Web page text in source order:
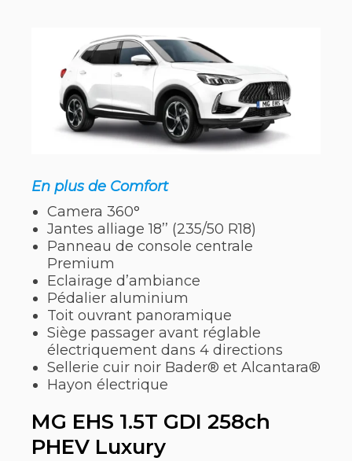
En plus de Comfort
Camera 360°
Jantes alliage 18’’ (235/50 R18)
Panneau de console centrale
Premium
Eclairage d’ambiance
Pédalier aluminium
Toit ouvrant panoramique
Siège passager avant réglable
électriquement dans 4 directions
Sellerie cuir noir Bader® et Alcantara®
Hayon électrique
MG EHS 1.5T GDI 258ch
PHEV Luxury